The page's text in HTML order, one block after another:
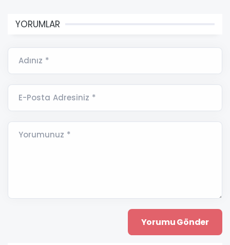
YORUMLAR
Adınız *
E-Posta Adresiniz *
Yorumunuz *